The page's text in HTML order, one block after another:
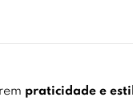
praticidade e